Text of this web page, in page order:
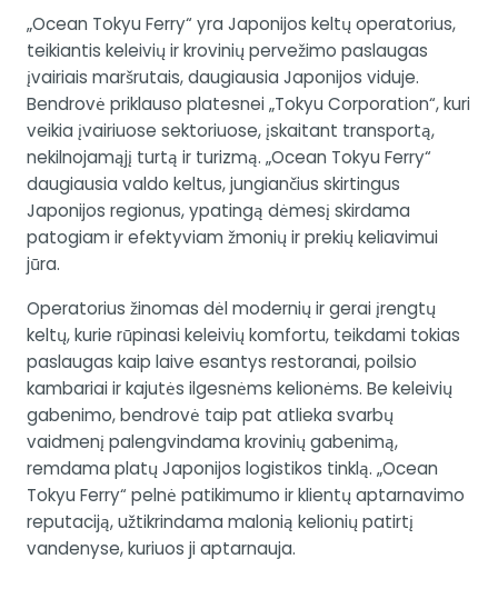
„Ocean Tokyu Ferry“ yra Japonijos keltų operatorius,
teikiantis keleivių ir krovinių pervežimo paslaugas
įvairiais maršrutais, daugiausia Japonijos viduje.
Bendrovė priklauso platesnei „Tokyu Corporation“, kuri
veikia įvairiuose sektoriuose, įskaitant transportą,
nekilnojamąjį turtą ir turizmą. „Ocean Tokyu Ferry“
daugiausia valdo keltus, jungiančius skirtingus
Japonijos regionus, ypatingą dėmesį skirdama
patogiam ir efektyviam žmonių ir prekių keliavimui
jūra.
Operatorius žinomas dėl modernių ir gerai įrengtų
keltų, kurie rūpinasi keleivių komfortu, teikdami tokias
paslaugas kaip laive esantys restoranai, poilsio
kambariai ir kajutės ilgesnėms kelionėms. Be keleivių
gabenimo, bendrovė taip pat atlieka svarbų
vaidmenį palengvindama krovinių gabenimą,
remdama platų Japonijos logistikos tinklą. „Ocean
Tokyu Ferry“ pelnė patikimumo ir klientų aptarnavimo
reputaciją, užtikrindama malonią kelionių patirtį
vandenyse, kuriuos ji aptarnauja.